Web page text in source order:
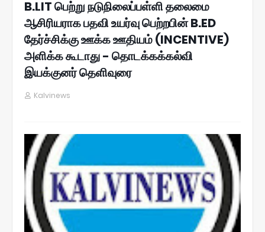
B.LIT பெற்று நடுநிலைப்பள்ளி தலைமை
ஆசிரியராக பதவி உயர்வு பெற்றபின் B.ED
தேர்ச்சிக்கு ஊக்க ஊதியம் (INCENTIVE)
அளிக்க கூடாது - தொடக்கக்கல்வி
இயக்குனர் தெளிவுரை
Kalvinews